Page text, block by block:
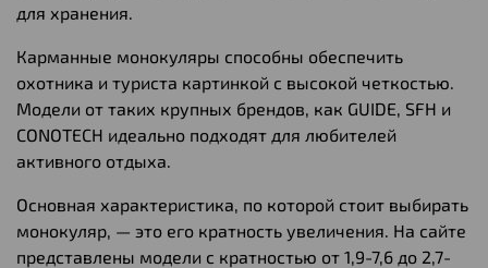
для хранения.
Карманные монокуляры способны обеспечить
охотника и туриста картинкой с высокой четкостью.
Модели от таких крупных брендов, как GUIDE, SFH и
CONOTECH идеально подходят для любителей
активного отдыха.
Основная характеристика, по которой стоит выбирать
монокуляр, — это его кратность увеличения. На сайте
представлены модели с кратностью от 1,9-7,6 до 2,7-